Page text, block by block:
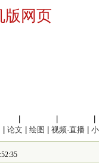
版网页
论文 绘图 视频·直播